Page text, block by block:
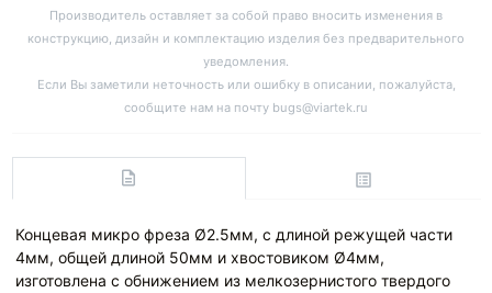
Производитель оставляет за собой право вносить изменения в
конструкцию, дизайн и комплектацию изделия без предварительного
уведомления.
Если Вы заметили неточность или ошибку в описании, пожалуйста,
сообщите нам на почту bugs@viartek.ru
Концевая микро фреза Ø2.5мм, с длиной режущей части
4мм, общей длиной 50мм и хвостовиком Ø4мм,
изготовлена с обнижением из мелкозернистого твердого